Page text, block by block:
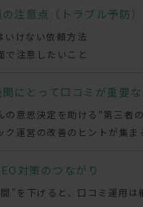
注意点（トラブル予防）
いけない依頼方法
で注意したいこと
にとって口コミが重要
の意思決定を助ける“第三者
ク運営の改善のヒントが集ま
対策のつながり
”を下げると、口コミ運用は